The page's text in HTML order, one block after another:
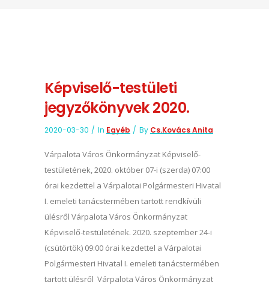
Képviselő-testületi
jegyzőkönyvek 2020.
2020-03-30 In Egyéb By Cs.Kovács Anita
Várpalota Város Önkormányzat Képviselő-
testületének, 2020. október 07-i (szerda) 07:00
órai kezdettel a Várpalotai Polgármesteri Hivatal
I. emeleti tanácstermében tartott rendkívüli
ülésről Várpalota Város Önkormányzat
Képviselő-testületének. 2020. szeptember 24-i
(csütörtök) 09:00 órai kezdettel a Várpalotai
Polgármesteri Hivatal I. emeleti tanácstermében
tartott ülésről Várpalota Város Önkormányzat